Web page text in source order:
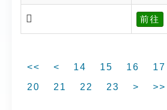
𡨠 前往
<< < 14 15 16 17
20
21 22 23 > >>